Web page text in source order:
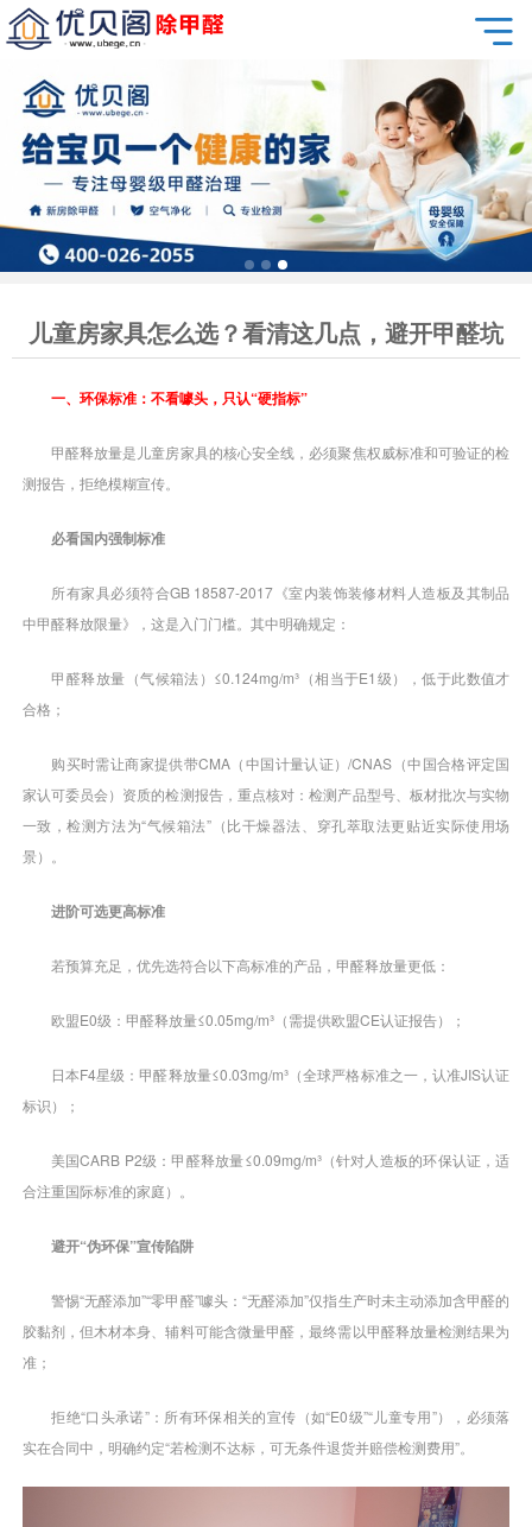
儿童房家具怎么选？看清这几点，避开甲醛坑
一、环保标准：不看噱头，只认“硬指标”
甲醛释放量是儿童房家具的核心安全线，必须聚焦权威标准和可验证的检
测报告，拒绝模糊宣传。
必看国内强制标准
所有家具必须符合GB 18587-2017《室内装饰装修材料人造板及其制品
中甲醛释放限量》，这是入门门槛。其中明确规定：
甲醛释放量（气候箱法）≤0.124mg/m³（相当于E1级），低于此数值才
合格；
购买时需让商家提供带CMA（中国计量认证）/CNAS（中国合格评定国
家认可委员会）资质的检测报告，重点核对：检测产品型号、板材批次与实物
一致，检测方法为“气候箱法”（比干燥器法、穿孔萃取法更贴近实际使用场
景）。
进阶可选更高标准
若预算充足，优先选符合以下高标准的产品，甲醛释放量更低：
欧盟E0级：甲醛释放量≤0.05mg/m³（需提供欧盟CE认证报告）；
日本F4星级：甲醛释放量≤0.03mg/m³（全球严格标准之一，认准JIS认证
标识）；
美国CARB P2级：甲醛释放量≤0.09mg/m³（针对人造板的环保认证，适
合注重国际标准的家庭）。
避开“伪环保”宣传陷阱
警惕“无醛添加”“零甲醛”噱头：“无醛添加”仅指生产时未主动添加含甲醛的
胶黏剂，但木材本身、辅料可能含微量甲醛，最终需以甲醛释放量检测结果为
准；
拒绝“口头承诺”：所有环保相关的宣传（如“E0级”“儿童专用”），必须落
实在合同中，明确约定“若检测不达标，可无条件退货并赔偿检测费用”。